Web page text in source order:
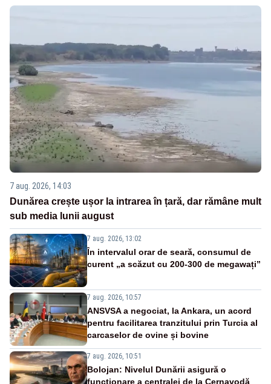
7 aug. 2026, 14:03
Dunărea crește ușor la intrarea în țară, dar rămâne mult
sub media lunii august
7 aug. 2026, 13:02
În intervalul orar de seară, consumul de
curent „a scăzut cu 200-300 de megawați”
7 aug. 2026, 10:57
ANSVSA a negociat, la Ankara, un acord
pentru facilitarea tranzitului prin Turcia al
carcaselor de ovine și bovine
7 aug. 2026, 10:51
Bolojan: Nivelul Dunării asigură o
funcționare a centralei de la Cernavodă